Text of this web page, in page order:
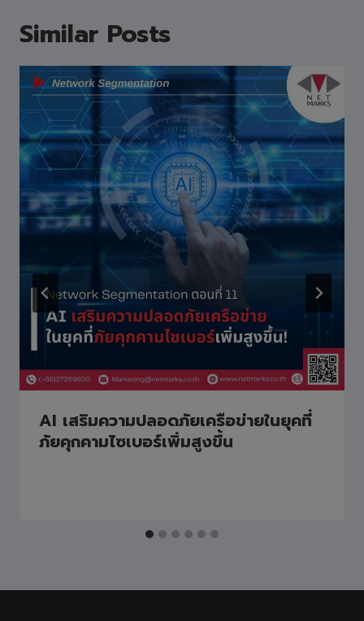
Similar Posts
AI เสริมความปลอดภัยเครือข่ายในยุคที่
ภัยคุกคามไซเบอร์เพิ่มสูงขึ้น